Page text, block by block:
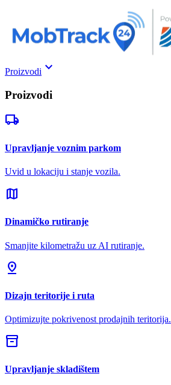
Proizvodi keyboard_arrow_down
Proizvodi
local_shipping
Upravljanje voznim parkom
Uvid u lokaciju i stanje vozila.
map
Dinamičko rutiranje
Smanjite kilometražu uz AI rutiranje.
pin_drop
Dizajn teritorije i ruta
Optimizujte pokrivenost prodajnih teritorija.
inventory_2
Upravljanje skladištem